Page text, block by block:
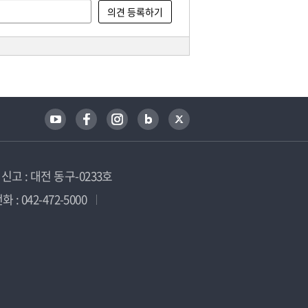
고 : 대전 동구-0233호
: 042-472-5000